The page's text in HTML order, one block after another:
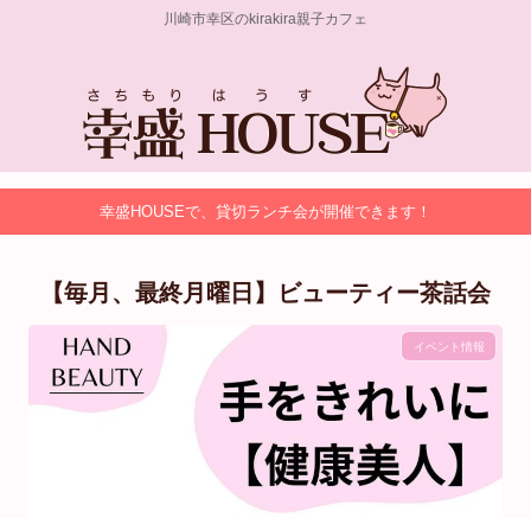
川崎市幸区のkirakira親子カフェ
幸盛HOUSEで、貸切ランチ会が開催できます！
【毎月、最終月曜日】ビューティー茶話会
イベント情報